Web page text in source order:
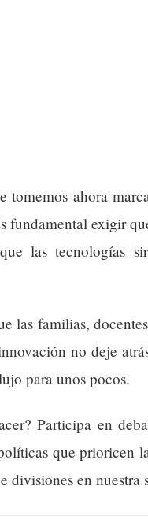
tomemos ahora
fundamental exigir
las tecnologías
las familias,
no deje
para unos pocos.
Participa en
que prioricen
divisiones en nuestra